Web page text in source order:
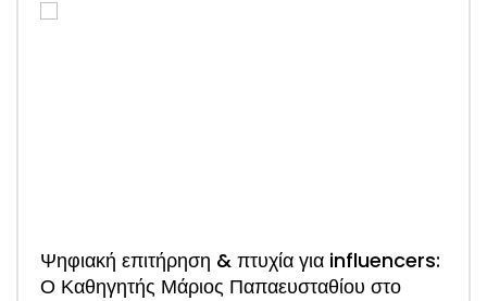
Ψηφιακή επιτήρηση & πτυχία για influencers:
Ο Καθηγητής Μάριος Παπαευσταθίου στο
ΑΠΟΚΛΕΙΣΤΙΚΟ: Η πρώτη συνέντευξη του
νέου Προέδρου Ξενοδόχων Σκιάθου Άκη